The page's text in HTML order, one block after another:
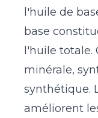
l'huile de
base
l'huile totale.
minérale,
synthétique.
améliorent